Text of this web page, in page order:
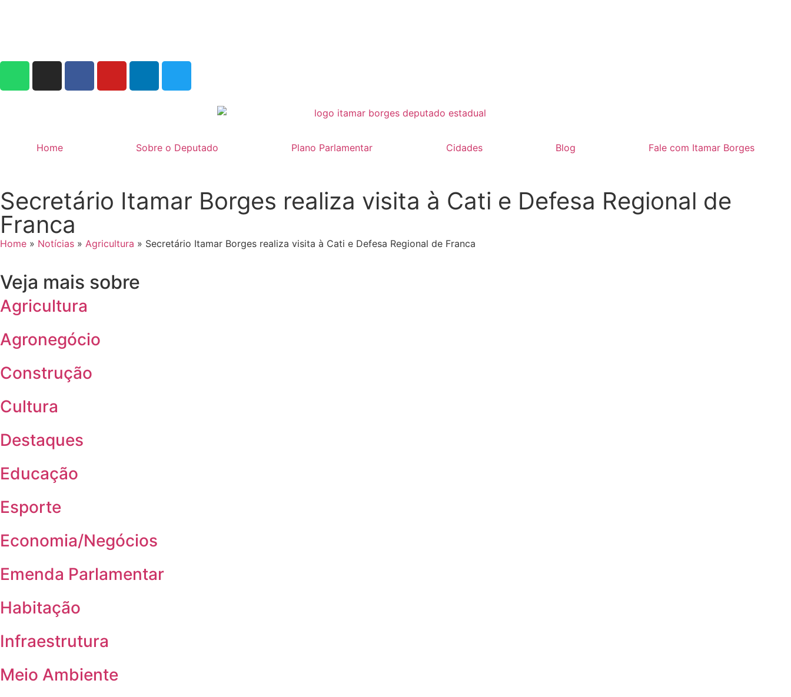
Home Sobre o Deputado Plano Parlamentar Cidades Blog Fale com Itamar Borges
Secretário Itamar Borges realiza visita à Cati e Defesa Regional de
Franca
Home » Notícias » Agricultura » Secretário Itamar Borges realiza visita à Cati e Defesa Regional de Franca
Veja mais sobre
Agricultura
Agronegócio
Construção
Cultura
Destaques
Educação
Esporte
Economia/Negócios
Emenda Parlamentar
Habitação
Infraestrutura
Meio Ambiente